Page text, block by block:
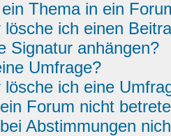
Thema in ein
ich einen
Signatur anhängen?
Umfrage?
ich eine
Forum nicht
Abstimmungen